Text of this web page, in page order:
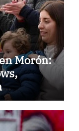
Morón: